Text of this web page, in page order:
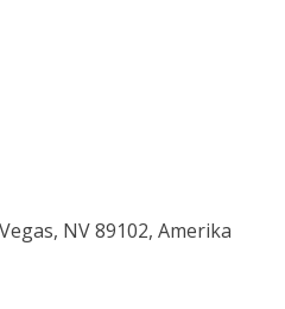
NV 89102, Amerika